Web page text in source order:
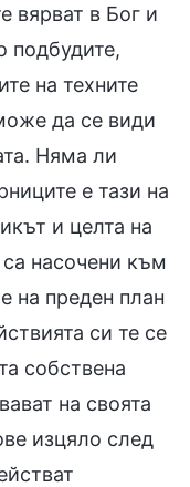
вярват в Бог и
на техните
да се види
Няма ли
е тази на
и целта на
насочени към
на преден план
си те се
собствена
на своята
изцяло след